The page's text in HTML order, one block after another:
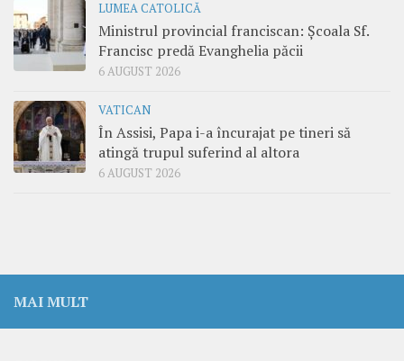
LUMEA CATOLICĂ
Ministrul provincial franciscan: Școala Sf.
Francisc predă Evanghelia păcii
6 AUGUST 2026
VATICAN
În Assisi, Papa i-a încurajat pe tineri să
atingă trupul suferind al altora
6 AUGUST 2026
MAI MULT